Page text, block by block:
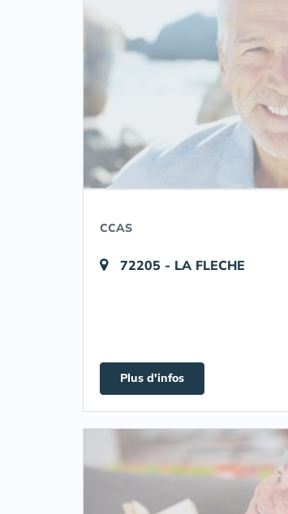
CCAS
72205 - LA FLECHE
Plus d'infos